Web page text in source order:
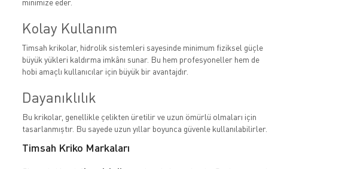
minimize eder.
Kolay Kullanım
Timsah krikolar, hidrolik sistemleri sayesinde minimum fiziksel güçle
büyük yükleri kaldırma imkânı sunar. Bu hem profesyoneller hem de
hobi amaçlı kullanıcılar için büyük bir avantajdır.
Dayanıklılık
Bu krikolar, genellikle çelikten üretilir ve uzun ömürlü olmaları için
tasarlanmıştır. Bu sayede uzun yıllar boyunca güvenle kullanılabilirler.
Timsah Kriko Markaları